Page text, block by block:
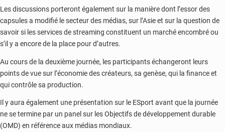
Les discussions porteront également sur la manière dont l’essor des
capsules a modifié le secteur des médias, sur l’Asie et sur la question de
savoir si les services de streaming constituent un marché encombré ou
s’il y a encore de la place pour d’autres.
Au cours de la deuxième journée, les participants échangeront leurs
points de vue sur l’économie des créateurs, sa genèse, qui la finance et
qui contrôle sa production.
Il y aura également une présentation sur le ESport avant que la journée
ne se termine par un panel sur les Objectifs de développement durable
(OMD) en référence aux médias mondiaux.